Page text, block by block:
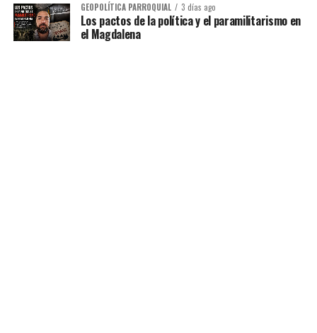
GEOPOLÍTICA PARROQUIAL 3 días ago
Los pactos de la política y el paramilitarismo en
el Magdalena